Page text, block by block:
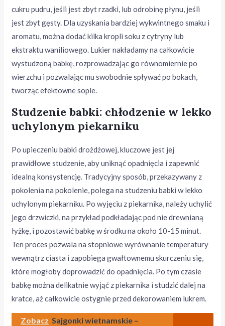
cukru pudru, jeśli jest zbyt rzadki, lub odrobinę płynu, jeśli
jest zbyt gęsty. Dla uzyskania bardziej wykwintnego smaku i
aromatu, można dodać kilka kropli soku z cytryny lub
ekstraktu waniliowego. Lukier nakładamy na całkowicie
wystudzoną babkę, rozprowadzając go równomiernie po
wierzchu i pozwalając mu swobodnie spływać po bokach,
tworząc efektowne sople.
Studzenie babki: chłodzenie w lekko
uchylonym piekarniku
Po upieczeniu babki drożdżowej, kluczowe jest jej
prawidłowe studzenie, aby uniknąć opadnięcia i zapewnić
idealną konsystencję. Tradycyjny sposób, przekazywany z
pokolenia na pokolenie, polega na studzeniu babki w lekko
uchylonym piekarniku. Po wyjęciu z piekarnika, należy uchylić
jego drzwiczki, na przykład podkładając pod nie drewnianą
łyżkę, i pozostawić babkę w środku na około 10-15 minut.
Ten proces pozwala na stopniowe wyrównanie temperatury
wewnątrz ciasta i zapobiega gwałtownemu skurczeniu się,
które mogłoby doprowadzić do opadnięcia. Po tym czasie
babkę można delikatnie wyjąć z piekarnika i studzić dalej na
kratce, aż całkowicie ostygnie przed dekorowaniem lukrem.
Zobacz Sajgonki wietnamskie –